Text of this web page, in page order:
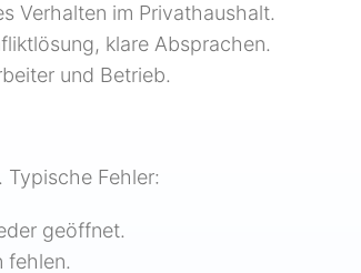
Verhalten im Privathaushalt.
klare Absprachen.
und Betrieb.
. Typische Fehler:
geöffnet.
fehlen.